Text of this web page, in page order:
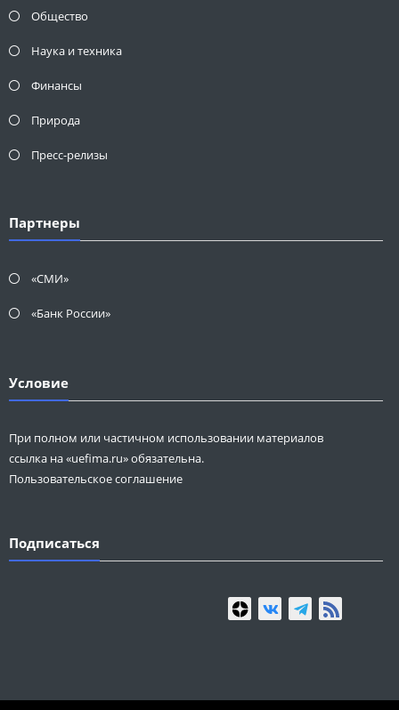
Общество
Наука и техника
Финансы
Природа
Пресс-релизы
Партнеры
«СМИ»
«Банк России»
Условие
При полном или частичном использовании материалов
ссылка на «uefima.ru» обязательна.
Пользовательское соглашение
Подписаться